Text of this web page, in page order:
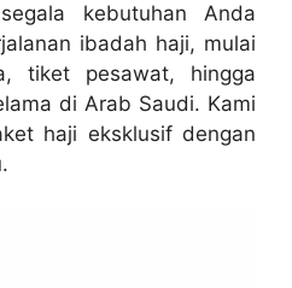
kebutuhan Anda
ibadah haji, mulai
tiket pesawat, hingga
di Arab Saudi. Kami
haji eksklusif dengan